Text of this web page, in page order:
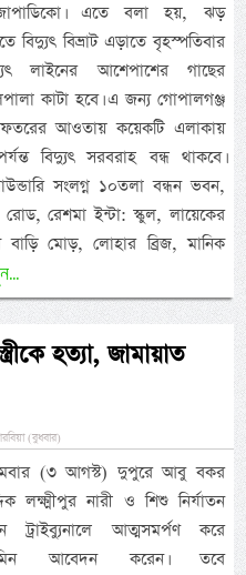
এতে বলা হয়, ঝড়
বিদ্যুৎ বিভ্রাট এড়াতে বৃহস্পতিবার
লাইনের আশেপাশের গাছের
কাটা হবে। এ জন্য গোপালগঞ্জ
আওতায় কয়েকটি এলাকায়
বিদ্যুৎ সরবরাহ বন্ধ থাকবে।
সংলগ্ন ১০তলা বন্ধন ভবন,
রেশমা ইন্টা: স্কুল, লায়েকের
মোড়, লোহার ব্রিজ, মানিক
হত্যা, জামায়াত
(বুধবার)
(৩ আগস্ট) দুপুরে আবু বকর
লক্ষ্মীপুর নারী ও শিশু নির্যাতন
ট্রাইব্যুনালে আত্মসমর্পণ করে
আবেদন করেন। তবে